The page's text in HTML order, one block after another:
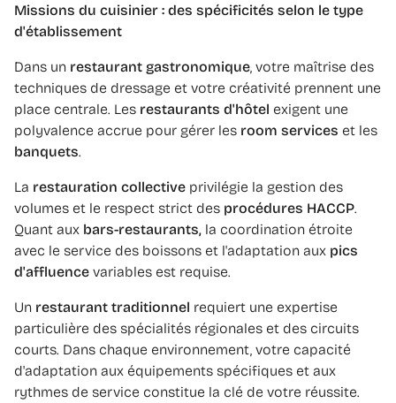
Missions du cuisinier : des spécificités selon le type
d'établissement
Dans un restaurant gastronomique, votre maîtrise des
techniques de dressage et votre créativité prennent une
place centrale. Les restaurants d'hôtel exigent une
polyvalence accrue pour gérer les room services et les
banquets.
La restauration collective privilégie la gestion des
volumes et le respect strict des procédures HACCP.
Quant aux bars-restaurants, la coordination étroite
avec le service des boissons et l'adaptation aux pics
d'affluence variables est requise.
Un restaurant traditionnel requiert une expertise
particulière des spécialités régionales et des circuits
courts. Dans chaque environnement, votre capacité
d'adaptation aux équipements spécifiques et aux
rythmes de service constitue la clé de votre réussite.